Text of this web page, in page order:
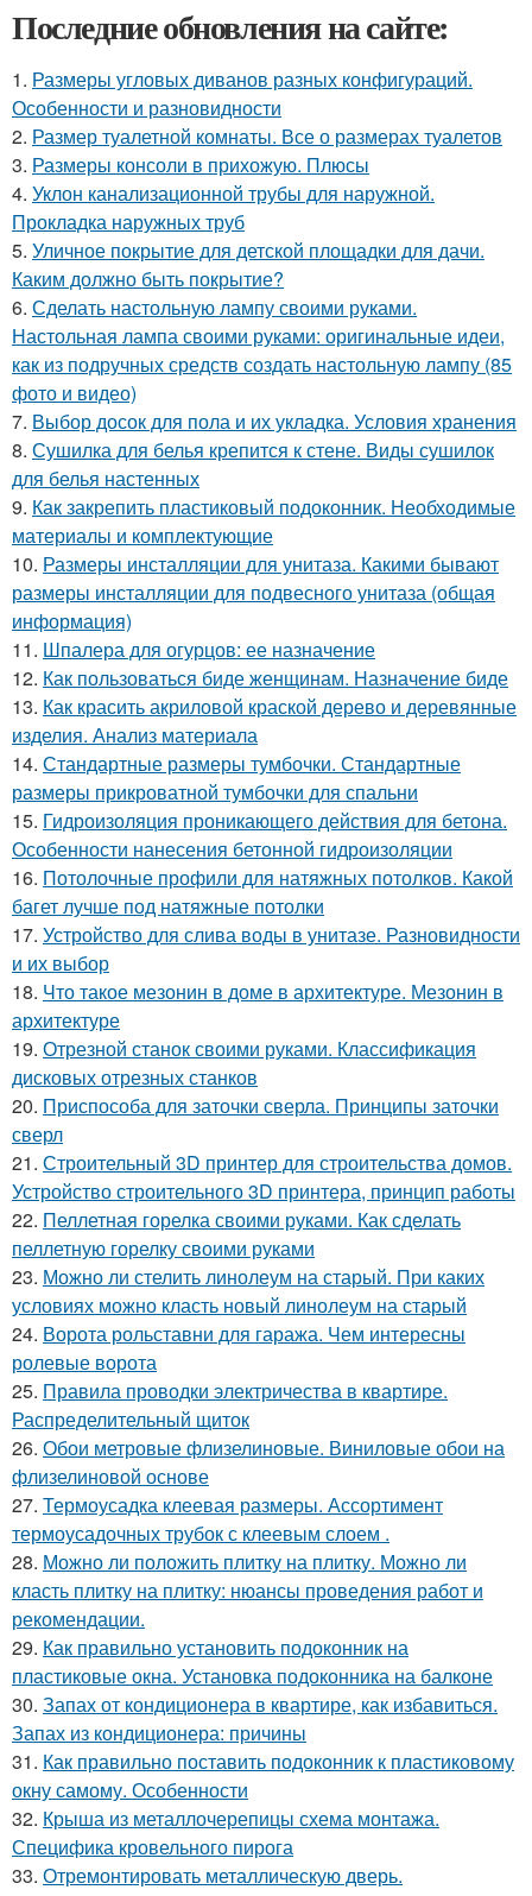
Последние обновления на сайте:
1. Размеры угловых диванов разных конфигураций.
Особенности и разновидности
2. Размер туалетной комнаты. Все о размерах туалетов
3. Размеры консоли в прихожую. Плюсы
4. Уклон канализационной трубы для наружной.
Прокладка наружных труб
5. Уличное покрытие для детской площадки для дачи.
Каким должно быть покрытие?
6. Сделать настольную лампу своими руками.
Настольная лампа своими руками: оригинальные идеи,
как из подручных средств создать настольную лампу (85
фото и видео)
7. Выбор досок для пола и их укладка. Условия хранения
8. Сушилка для белья крепится к стене. Виды сушилок
для белья настенных
9. Как закрепить пластиковый подоконник. Необходимые
материалы и комплектующие
10. Размеры инсталляции для унитаза. Какими бывают
размеры инсталляции для подвесного унитаза (общая
информация)
11. Шпалера для огурцов: ее назначение
12. Как пользоваться биде женщинам. Назначение биде
13. Как красить акриловой краской дерево и деревянные
изделия. Анализ материала
14. Стандартные размеры тумбочки. Стандартные
размеры прикроватной тумбочки для спальни
15. Гидроизоляция проникающего действия для бетона.
Особенности нанесения бетонной гидроизоляции
16. Потолочные профили для натяжных потолков. Какой
багет лучше под натяжные потолки
17. Устройство для слива воды в унитазе. Разновидности
и их выбор
18. Что такое мезонин в доме в архитектуре. Мезонин в
архитектуре
19. Отрезной станок своими руками. Классификация
дисковых отрезных станков
20. Приспособа для заточки сверла. Принципы заточки
сверл
21. Строительный 3D принтер для строительства домов.
Устройство строительного 3D принтера, принцип работы
22. Пеллетная горелка своими руками. Как сделать
пеллетную горелку своими руками
23. Можно ли стелить линолеум на старый. При каких
условиях можно класть новый линолеум на старый
24. Ворота рольставни для гаража. Чем интересны
ролевые ворота
25. Правила проводки электричества в квартире.
Распределительный щиток
26. Обои метровые флизелиновые. Виниловые обои на
флизелиновой основе
27. Термоусадка клеевая размеры. Ассортимент
термоусадочных трубок с клеевым слоем .
28. Можно ли положить плитку на плитку. Можно ли
класть плитку на плитку: нюансы проведения работ и
рекомендации.
29. Как правильно установить подоконник на
пластиковые окна. Установка подоконника на балконе
30. Запах от кондиционера в квартире, как избавиться.
Запах из кондиционера: причины
31. Как правильно поставить подоконник к пластиковому
окну самому. Особенности
32. Крыша из металлочерепицы схема монтажа.
Специфика кровельного пирога
33. Отремонтировать металлическую дверь.